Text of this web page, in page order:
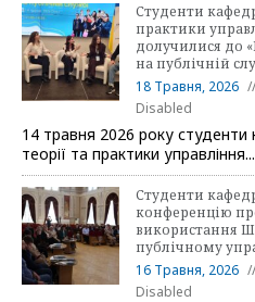
Студенти
практики
долучилися до
на публічній
18 Травня, 2026
Disabled
14 травня 2026 року студенти
теорії та практики управління...
Студенти
конференцію
використання
публічному
16 Травня, 2026
Disabled